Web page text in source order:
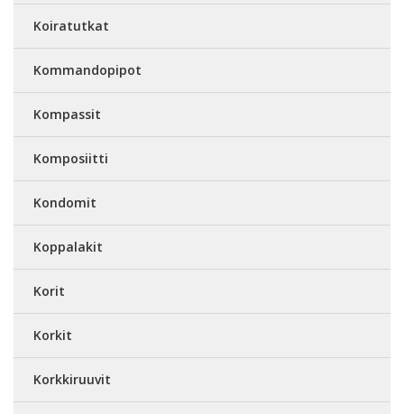
Koiratutkat
Kommandopipot
Kompassit
Komposiitti
Kondomit
Koppalakit
Korit
Korkit
Korkkiruuvit